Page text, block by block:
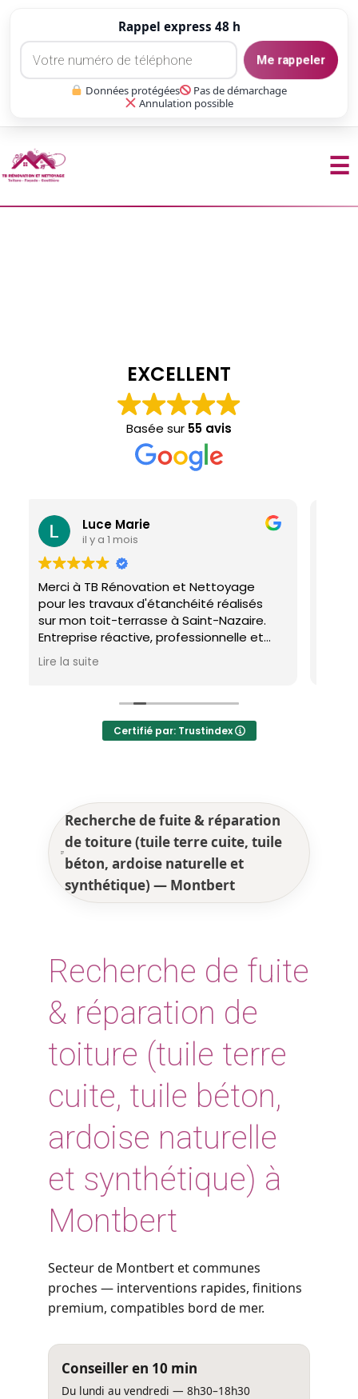
Rappel express 48 h
Me rappeler
Données protégées
Pas de démarchage
Annulation possible
☰
EXCELLENT
Basée sur 55 avis
Luce Marie
il y a 1 mois
Merci à TB Rénovation et Nettoyage
pour les travaux d'étanchéité réalisés
sur mon toit-terrasse à Saint-Nazaire.
Entreprise réactive, professionnelle et
agréable. Le travail a été réalisé avec
soin et dans les délais. Je recommande
Lire la suite
Certifié par: Trustindex
Recherche de fuite & réparation
de toiture (tuile terre cuite, tuile
béton, ardoise naturelle et
synthétique) — Montbert
Recherche de fuite
& réparation de
toiture (tuile terre
cuite, tuile béton,
ardoise naturelle
et synthétique) à
Montbert
Secteur de Montbert et communes
proches — interventions rapides, finitions
premium, compatibles bord de mer.
Conseiller en 10 min
Du lundi au vendredi — 8h30–18h30